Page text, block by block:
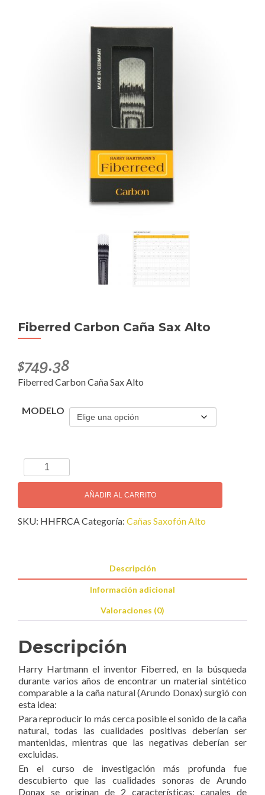
Fiberred Carbon Caña Sax Alto
$749.38
Fiberred Carbon Caña Sax Alto
MODELO
Fiberred
Carbon
Sax
Alto
AÑADIR AL CARRITO
SKU: HHFRCACategoría: Cañas Saxofón Alto
Descripción
Información adicional
Valoraciones (0)
Descripción
Harry Hartmann el inventor Fiberred, en la búsqueda
durante varios años de encontrar un material sintético
comparable a la caña natural (Arundo Donax) surgió con
esta idea:
Para reproducir lo más cerca posible el sonido de la caña
natural, todas las cualidades positivas deberían ser
mantenidas, mientras que las negativas deberían ser
excluidas.
En el curso de investigación más profunda fue
descubierto que las cualidades sonoras de Arundo
Donax se originan de 2 características: canales de